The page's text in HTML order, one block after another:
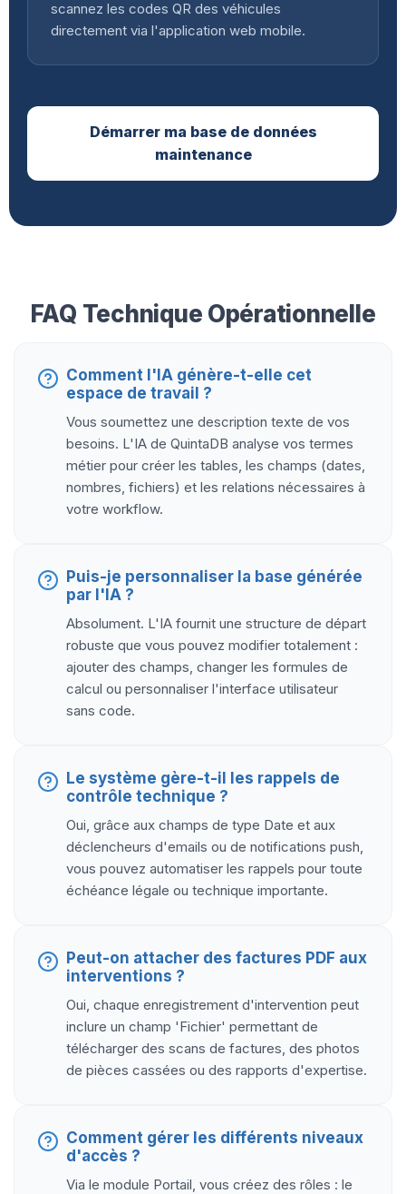
scannez les codes QR des véhicules
directement via l'application web mobile.
Démarrer ma base de données
maintenance
FAQ Technique Opérationnelle
Comment l'IA génère-t-elle cet
espace de travail ?
Vous soumettez une description texte de vos
besoins. L'IA de QuintaDB analyse vos termes
métier pour créer les tables, les champs (dates,
nombres, fichiers) et les relations nécessaires à
votre workflow.
Puis-je personnaliser la base générée
par l'IA ?
Absolument. L'IA fournit une structure de départ
robuste que vous pouvez modifier totalement :
ajouter des champs, changer les formules de
calcul ou personnaliser l'interface utilisateur
sans code.
Le système gère-t-il les rappels de
contrôle technique ?
Oui, grâce aux champs de type Date et aux
déclencheurs d'emails ou de notifications push,
vous pouvez automatiser les rappels pour toute
échéance légale ou technique importante.
Peut-on attacher des factures PDF aux
interventions ?
Oui, chaque enregistrement d'intervention peut
inclure un champ 'Fichier' permettant de
télécharger des scans de factures, des photos
de pièces cassées ou des rapports d'expertise.
Comment gérer les différents niveaux
d'accès ?
Via le module Portail, vous créez des rôles : le